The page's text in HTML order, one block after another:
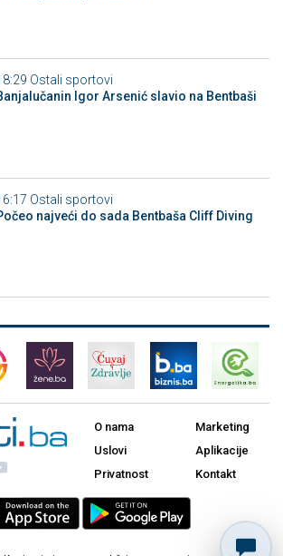
Ostali sportovi
Igor Arsenić slavio na Bentbaši
Ostali sportovi
najveći do sada Bentbaša Cliff Diving
O nama
Uslovi
Privatnost
Marketing
Aplikacije
Kontakt